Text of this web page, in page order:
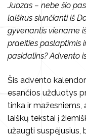
Juozas – nebe šio
laiškus siunčianti iš
gyvenantis viename
praeities paslaptimis
pasidalins? Advento
Šis advento
esančios užduotys
tinka ir
laiškų tekstai į
užaugti suspėjusius,